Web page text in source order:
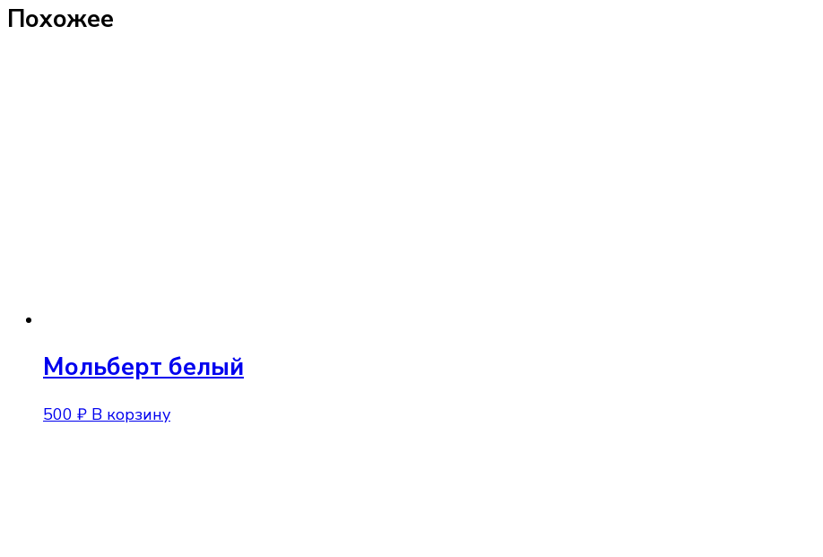
Похожее
Мольберт белый
500 ₽ В корзину